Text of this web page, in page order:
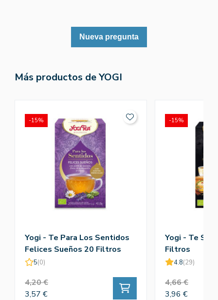
Nueva pregunta
Más productos de YOGI
Yogi - Te Para Los Sentidos
Felices Sueños 20 Filtros
5(0)
4,20 €
3,57 €
-15%
Yogi - Te
Filtros
4.8(29)
4,66 €
3,96 €
-15%